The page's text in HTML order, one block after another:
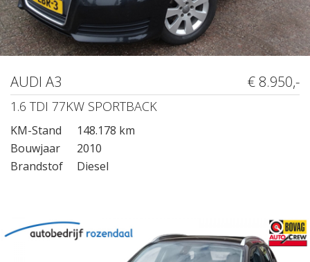
AUDI A3 € 8.950,-
1.6 TDI 77KW SPORTBACK
KM-Stand
148.178 km
Bouwjaar
2010
Brandstof
Diesel